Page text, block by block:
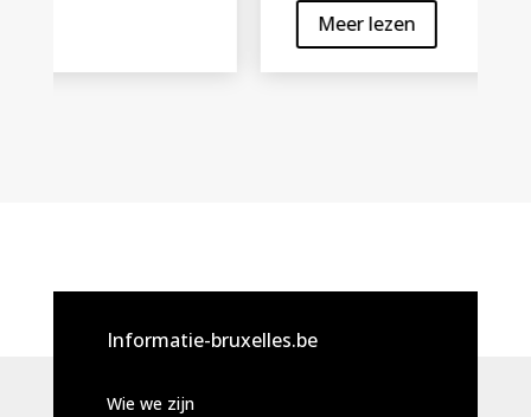
Informatie-bruxelles.be
Wie we zijn